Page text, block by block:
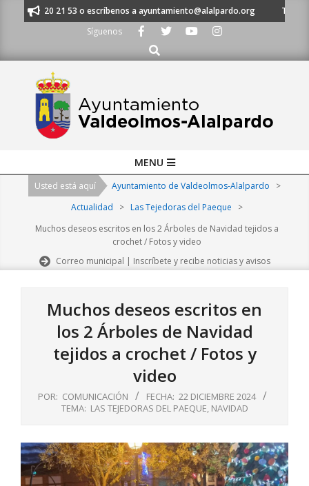
al 91 620 21 53 o escríbenos a ayuntamiento@alalpardo.org
TE
Síguenos
Buscar
Navigation
MENU
Usted está aquí Ayuntamiento de Valdeolmos-Alalpardo
>
Actualidad
> Las Tejedoras del Paeque
>
Muchos deseos escritos en los 2 Árboles de Navidad tejidos a
crochet / Fotos y video
Correo municipal | Inscríbete y recibe noticias y avisos
Muchos deseos escritos en
los 2 Árboles de Navidad
tejidos a crochet / Fotos y
video
POR: COMUNICACIÓN FECHA: 22 DICIEMBRE 2024
TEMA: LAS TEJEDORAS DEL PAEQUE, NAVIDAD